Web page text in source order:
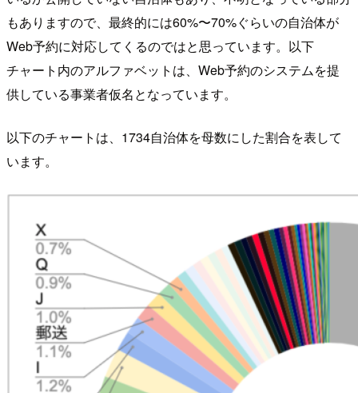
もありますので、最終的には60%〜70%ぐらいの自治体が
Web予約に対応してくるのではと思っています。以下
チャート内のアルファベットは、Web予約のシステムを提
供している事業者仮名となっています。
以下のチャートは、1734自治体を母数にした割合を表して
います。